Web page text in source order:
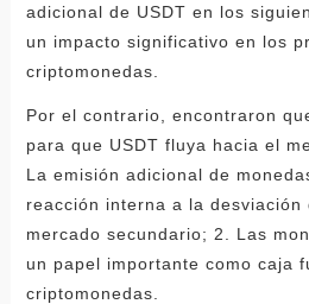
adicional de USDT en los
un impacto significativo en los
criptomonedas.
Por el contrario, encontraron
para que USDT fluya hacia el
La emisión adicional de
reacción interna a la desviación
mercado secundario; 2. Las
un papel importante como caja
criptomonedas.